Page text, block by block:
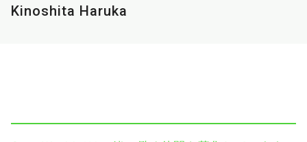
Kinoshita Haruka